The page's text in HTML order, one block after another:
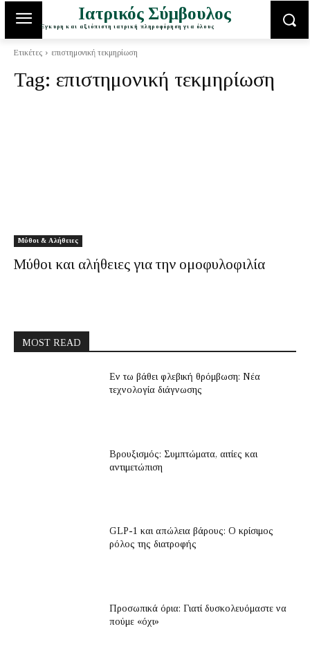
Ιατρικός Σύμβουλος
Έγκυρη και αξιόπιστη ιατρική πληροφόρηση για όλους
Ετικέτες επιστημονική τεκμηρίωση
Tag: επιστημονική τεκμηρίωση
Μύθοι & Αλήθειες
Μύθοι και αλήθειες για την ομοφυλοφιλία
MOST READ
Εν τω βάθει φλεβική θρόμβωση: Νέα
τεχνολογία διάγνωσης
Βρουξισμός: Συμπτώματα, αιτίες και
αντιμετώπιση
GLP-1 και απώλεια βάρους: Ο κρίσιμος
ρόλος της διατροφής
Προσωπικά όρια: Γιατί δυσκολευόμαστε να
πούμε «όχι»